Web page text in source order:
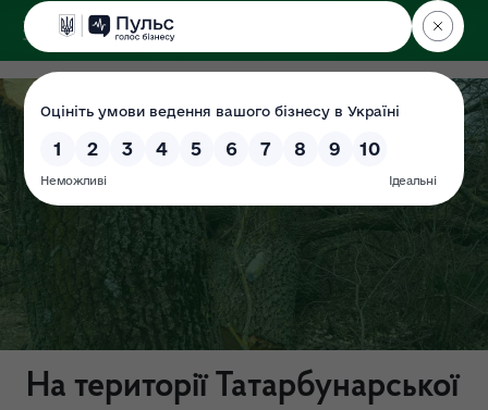
ДЕРЖЕКОІНСПЕКЦІЯ
На території Татарбунарської